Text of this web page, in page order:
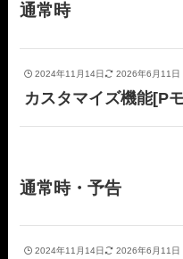
通常時
2024年11月14日 2026年6月11日
カスタマイズ機能[P
通常時・予告
2024年11月14日 2026年6月11日